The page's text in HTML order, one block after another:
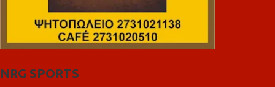
NRG SPORTS